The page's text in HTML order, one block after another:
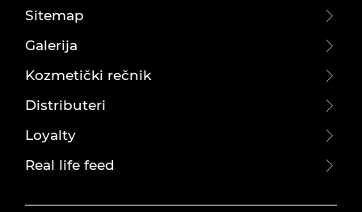
Sitemap
Galerija
Kozmetički rečnik
Distributeri
Loyalty
Real life feed